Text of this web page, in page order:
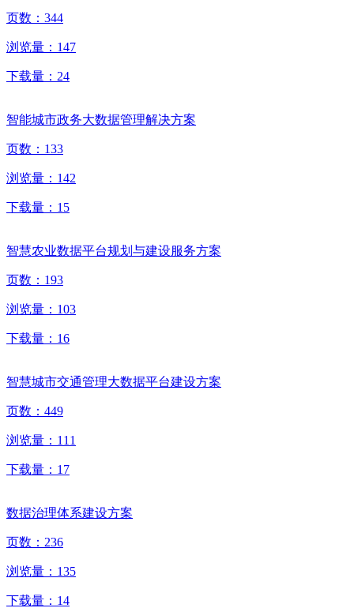
页数： 344
浏览量： 147
下载量： 24
智能城市政务大数据管理解决方案
页数： 133
浏览量： 142
下载量： 15
智慧农业数据平台规划与建设服务方案
页数： 193
浏览量： 103
下载量： 16
智慧城市交通管理大数据平台建设方案
页数： 449
浏览量： 111
下载量： 17
数据治理体系建设方案
页数： 236
浏览量： 135
下载量： 14